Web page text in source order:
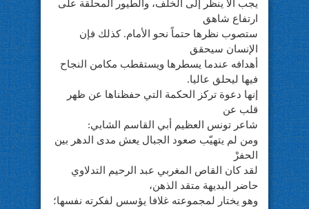
يجب ألا ينظر إلى الخلف، والطيور المحلقة على
ارتفاع شاهق
ستصوب نظرها حتماً نحو الأمام. كذلك فإن
الإنسان سيحقق
أهدافه عندما يسطرها ويستقطب مكامن النجاح
فيها ليحلق عاليا.
إنها دعوة تركز الحكمة التي حفظناها عن ظهر
قلب عن
شاعر تونس العظيم أبي القاسم الشابي:
ومن لم يتهيّب صعود الجبال يعش مدى الدهر بين
الحفرْ
لقد كان القاص المغربي عبد الرحيم التدلاوي
حاضر البديهة متقد الذهن،
وهو يختار لمجموعته غلافا يؤسس لفكرته نفسها؛